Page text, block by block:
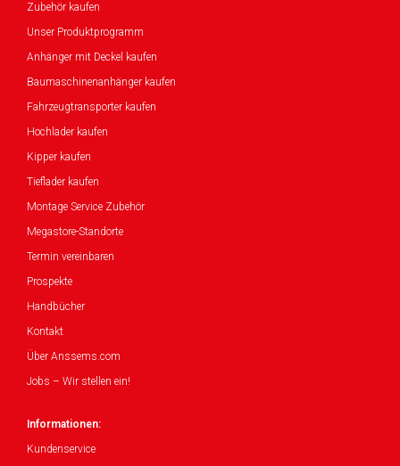
Zubehör kaufen
Unser Produktprogramm
Anhänger mit Deckel kaufen
Baumaschinenanhänger kaufen
Fahrzeugtransporter kaufen
Hochlader kaufen
Kipper kaufen
Tieflader kaufen
Montage Service Zubehör
Megastore-Standorte
Termin vereinbaren
Prospekte
Handbücher
Kontakt
Über Anssems.com
Jobs – Wir stellen ein!
Informationen:
Kundenservice